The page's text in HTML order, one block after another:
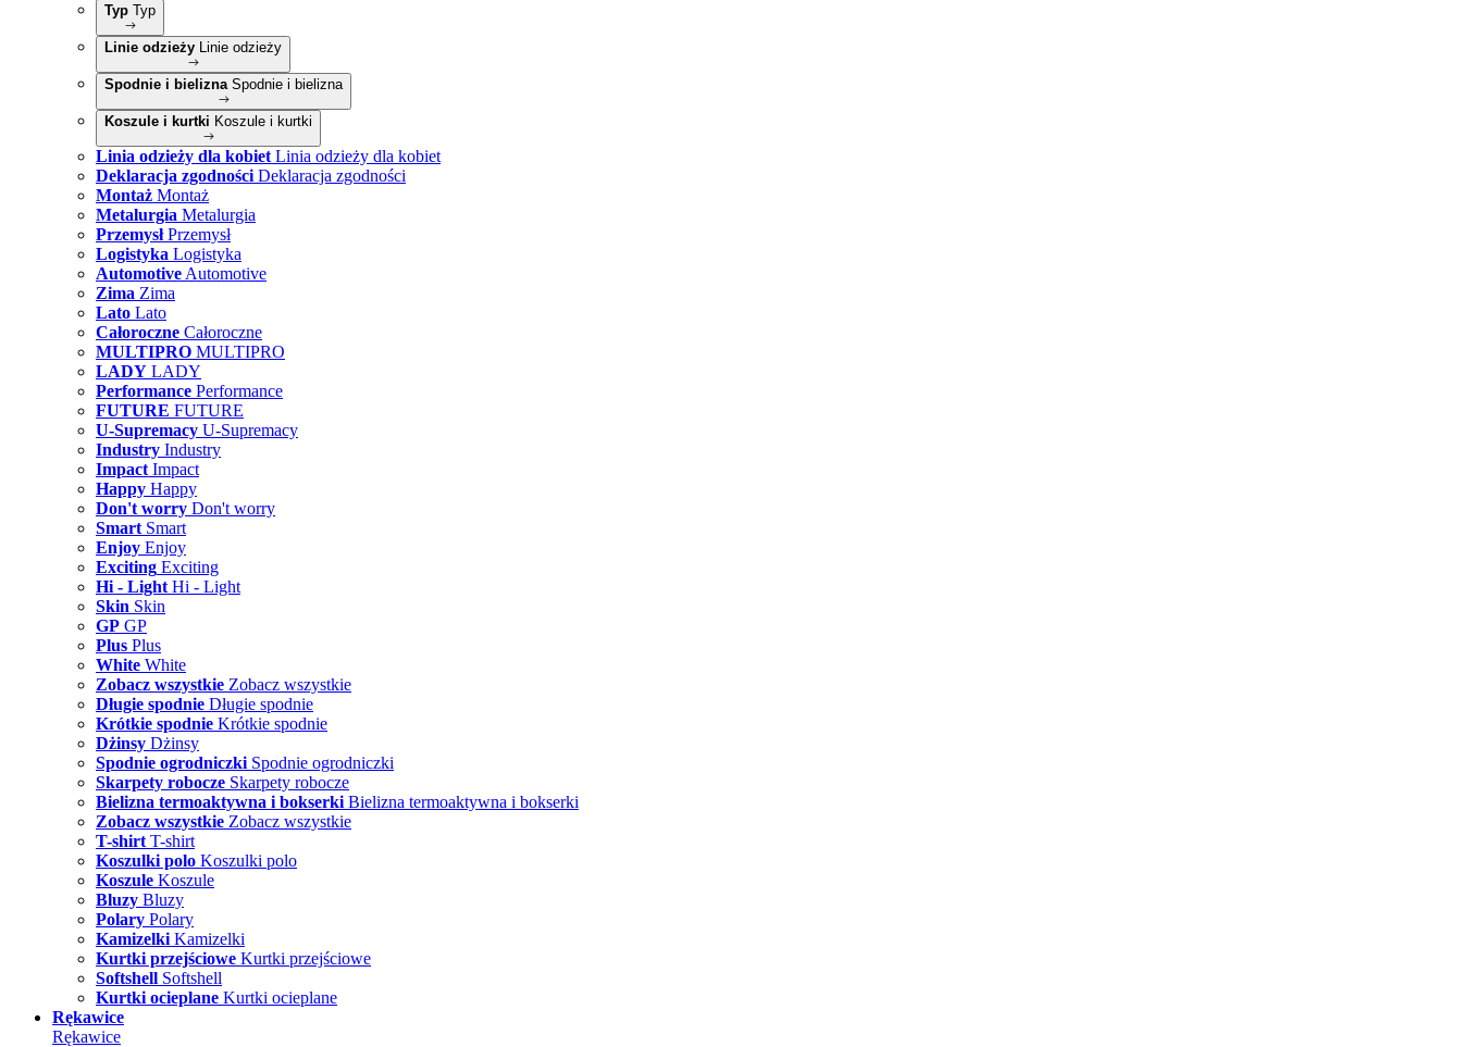
Typ Typ
Linie odzieży Linie odzieży
Spodnie i bielizna Spodnie i bielizna
Koszule i kurtki Koszule i kurtki
Linia odzieży dla kobiet Linia odzieży dla kobiet
Deklaracja zgodności Deklaracja zgodności
Montaż Montaż
Metalurgia Metalurgia
Przemysł Przemysł
Logistyka Logistyka
Automotive Automotive
Zima Zima
Lato Lato
Całoroczne Całoroczne
MULTIPRO MULTIPRO
LADY LADY
Performance Performance
FUTURE FUTURE
U-Supremacy U-Supremacy
Industry Industry
Impact Impact
Happy Happy
Don't worry Don't worry
Smart Smart
Enjoy Enjoy
Exciting Exciting
Hi - Light Hi - Light
Skin Skin
GP GP
Plus Plus
White White
Zobacz wszystkie Zobacz wszystkie
Długie spodnie Długie spodnie
Krótkie spodnie Krótkie spodnie
Dżinsy Dżinsy
Spodnie ogrodniczki Spodnie ogrodniczki
Skarpety robocze Skarpety robocze
Bielizna termoaktywna i bokserki Bielizna termoaktywna i bokserki
Zobacz wszystkie Zobacz wszystkie
T-shirt T-shirt
Koszulki polo Koszulki polo
Koszule Koszule
Bluzy Bluzy
Polary Polary
Kamizelki Kamizelki
Kurtki przejściowe Kurtki przejściowe
Softshell Softshell
Kurtki ocieplane Kurtki ocieplane
Rękawice
Rękawice